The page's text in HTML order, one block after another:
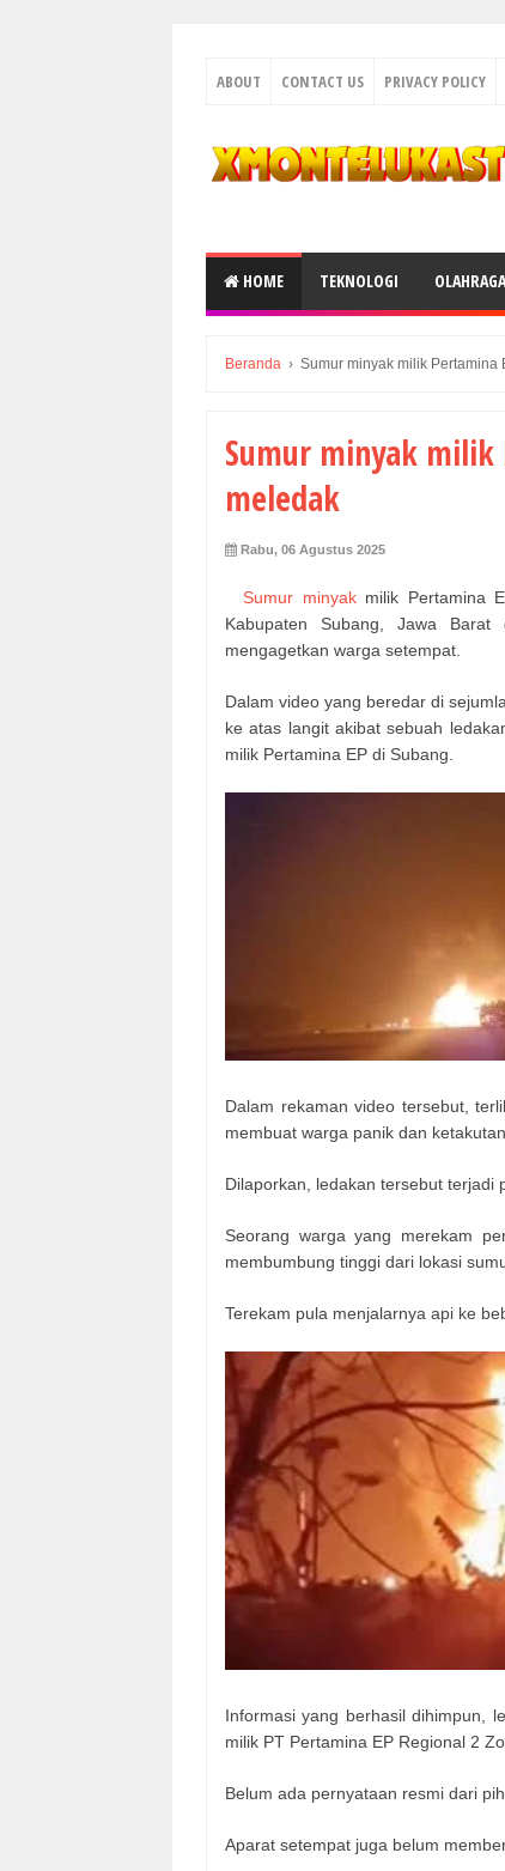
ABOUT CONTACT US PRIVACY POLICY
HOME TEKNOLOGI OLAHRAGA
Beranda › Sumur minyak milik
Sumur minyak milik
meledak
Rabu, 06 Agustus 2025
Sumur minyakmilik Pertamina
Kabupaten Subang, Jawa Barat
mengagetkan warga setempat.
Dalam video yang beredar di
ke atas langit akibat sebuah
milik Pertamina EP di Subang.
Dalam rekaman video tersebut,
membuat warga panik dan ketakutan.
Dilaporkan, ledakan tersebut terjadi
Seorang warga yang merekam
membumbung tinggi dari lokasi
Terekam pula menjalarnya api ke
Informasi yang berhasil dihimpun,
milik PT Pertamina EP Regional 2
Belum ada pernyataan resmi dari
Aparat setempat juga belum